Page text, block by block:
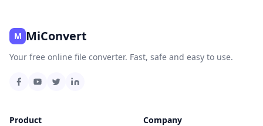
M MiConvert
Your free online file converter. Fast, safe and easy to use.
Product
Company